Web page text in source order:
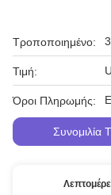
Τροποποιημένο:
Τιμή:
Όροι Πληρωμής:
Συνομιλία